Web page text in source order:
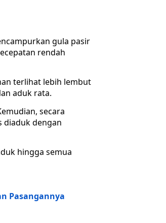
gula pasir
rendah
terlihat lebih lembut
aduk rata.
secara
diaduk dengan
hingga semua
Pasangannya